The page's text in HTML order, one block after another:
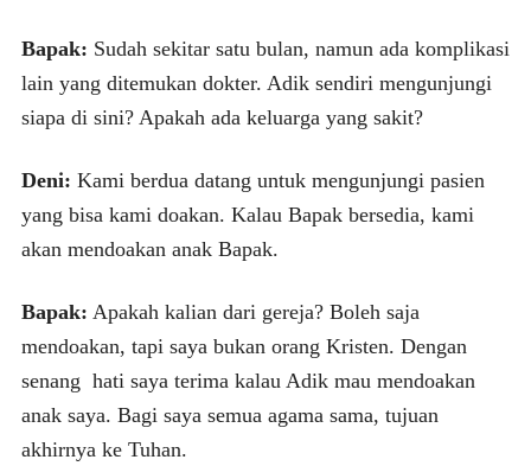
Bapak: Sudah sekitar satu bulan, namun ada komplikasi
lain yang ditemukan dokter. Adik sendiri mengunjungi
siapa di sini? Apakah ada keluarga yang sakit?
Deni: Kami berdua datang untuk mengunjungi pasien
yang bisa kami doakan. Kalau Bapak bersedia, kami
akan mendoakan anak Bapak.
Bapak: Apakah kalian dari gereja? Boleh saja
mendoakan, tapi saya bukan orang Kristen. Dengan
senang hati saya terima kalau Adik mau mendoakan
anak saya. Bagi saya semua agama sama, tujuan
akhirnya ke Tuhan.